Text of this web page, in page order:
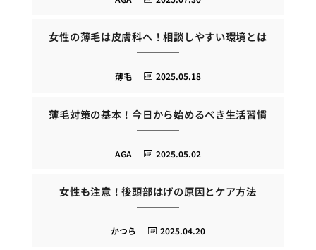
女性の薄毛は皮膚科へ！相談しやすい環境とは
2025.05.18
薄毛
薄毛対策の基本！今日から始めるべき生活習慣
2025.05.02
AGA
女性も注意！後頭部はげの原因とケア方法
2025.04.20
かつら